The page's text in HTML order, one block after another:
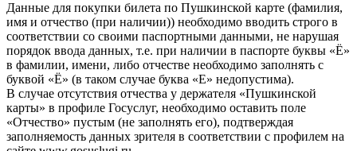
Данные для покупки билета по Пушкинской карте (фамилия,
имя и отчество (при наличии)) необходимо вводить строго в
соответствии со своими паспортными данными, не нарушая
порядок ввода данных, т.е. при наличии в паспорте буквы «Ё»
в фамилии, имени, либо отчестве необходимо заполнять с
буквой «Ё» (в таком случае буква «Е» недопустима).
В случае отсутствия отчества у держателя «Пушкинской
карты» в профиле Госуслуг, необходимо оставить поле
«Отчество» пустым (не заполнять его), подтверждая
заполняемость данных зрителя в соответствии с профилем на